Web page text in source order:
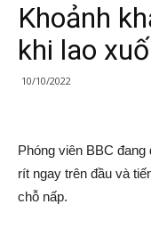
Khoảnh
khi lao
10/10/2022
Phóng viên BBC
rít ngay trên đầu và
chỗ nấp.